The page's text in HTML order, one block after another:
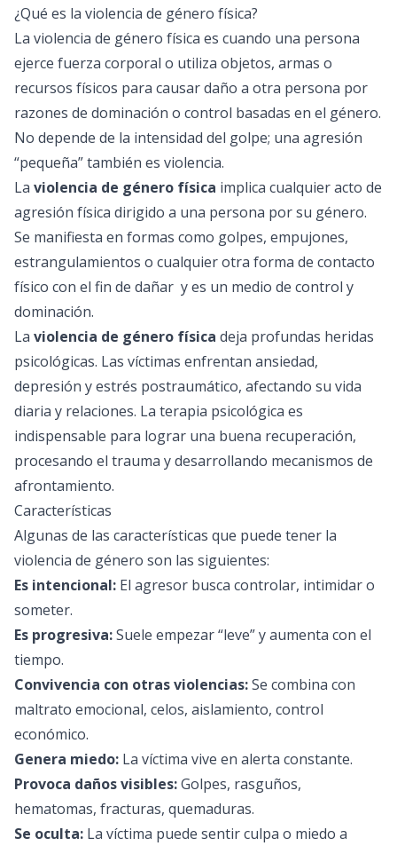
¿Qué es la violencia de género física?
La violencia de género física es cuando una persona
ejerce fuerza corporal o utiliza objetos, armas o
recursos físicos para causar daño a otra persona por
razones de dominación o control basadas en el género.
No depende de la intensidad del golpe; una agresión
“pequeña” también es violencia.
La violencia de género física implica cualquier acto de
agresión física dirigido a una persona por su género.
Se manifiesta en formas como golpes, empujones,
estrangulamientos o cualquier otra forma de contacto
físico con el fin de dañar y es un medio de control y
dominación.
La violencia de género física deja profundas heridas
psicológicas. Las víctimas enfrentan ansiedad,
depresión y estrés postraumático, afectando su vida
diaria y relaciones. La terapia psicológica es
indispensable para lograr una buena recuperación,
procesando el trauma y desarrollando mecanismos de
afrontamiento.
Características
Algunas de las características que puede tener la
violencia de género son las siguientes:
Es intencional: El agresor busca controlar, intimidar o
someter.
Es progresiva:Suele empezar “leve” y aumenta con el
tiempo.
Convivencia con otras violencias:Se combina con
maltrato emocional, celos, aislamiento, control
económico.
Genera miedo: La víctima vive en alerta constante.
Provoca daños visibles:Golpes, rasguños,
hematomas, fracturas, quemaduras.
Se oculta: La víctima puede sentir culpa o miedo a